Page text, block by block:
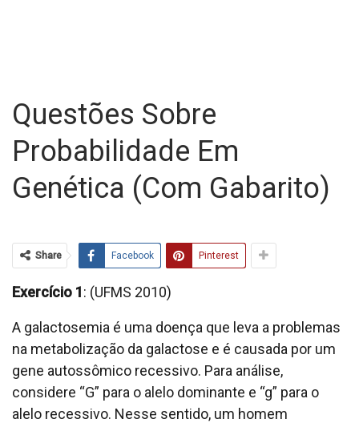
Questões Sobre
Probabilidade Em
Genética (com Gabarito)
Share Facebook Pinterest
Exercício 1: (UFMS 2010)
A galactosemia é uma doença que leva a problemas
na metabolização da galactose e é causada por um
gene autossômico recessivo. Para análise,
considere “G” para o alelo dominante e “g” para o
alelo recessivo. Nesse sentido, um homem